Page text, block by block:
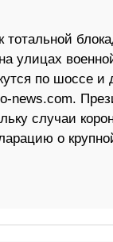
тотальной
улицах
по шоссе и
news.com.
случаи
о